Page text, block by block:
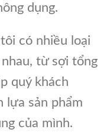
dụng.
có nhiều loại
từ sợi tổng
quý khách
lựa sản phẩm
của mình.